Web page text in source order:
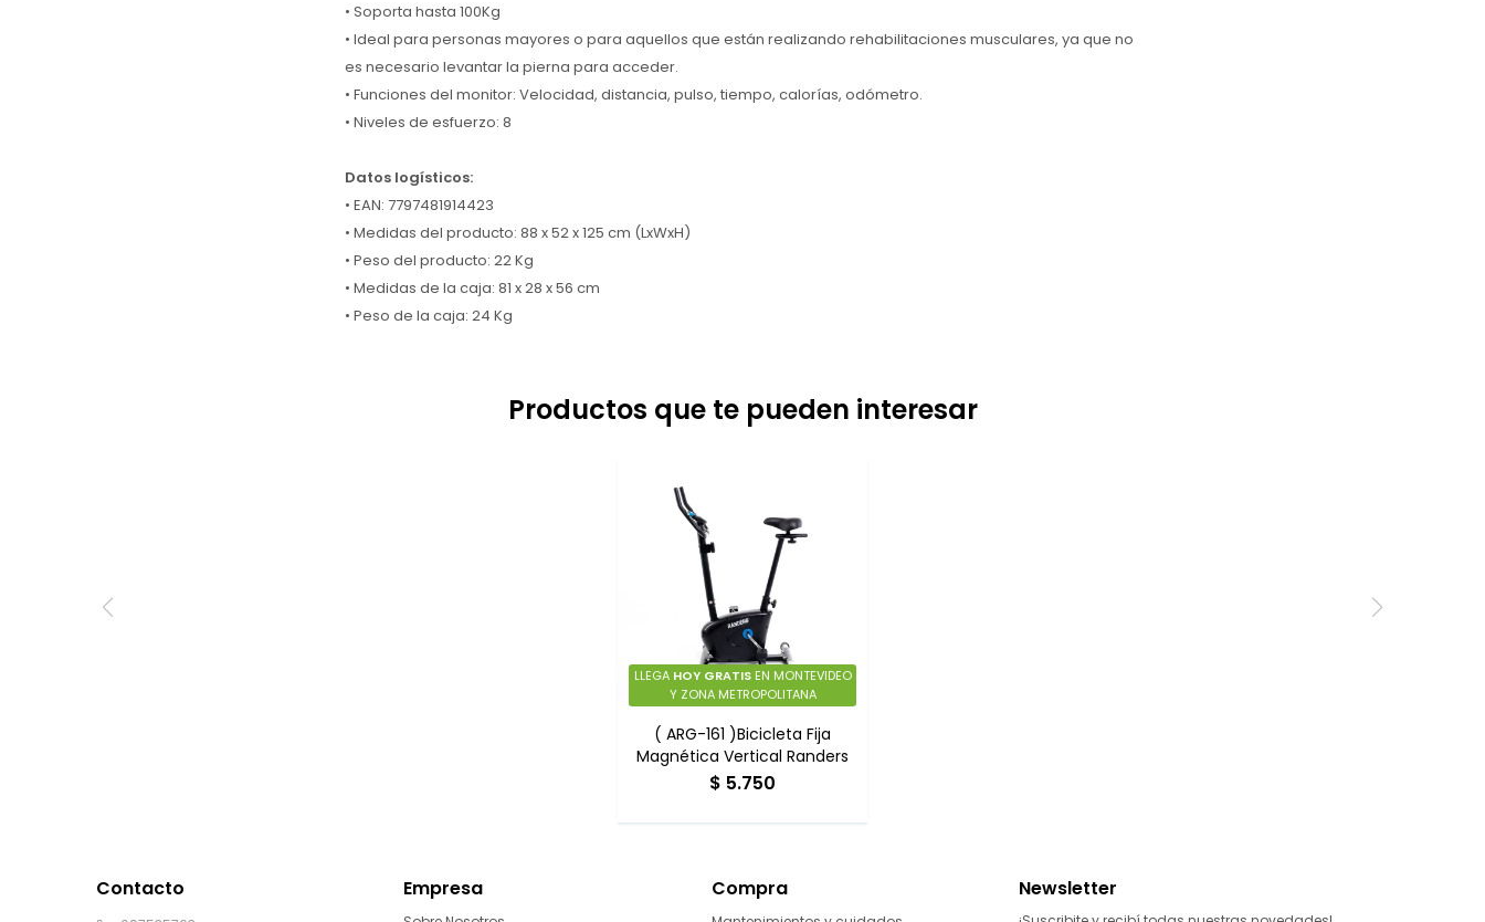
• Soporta hasta 100Kg
• Ideal para personas mayores o para aquellos que están realizando rehabilitaciones musculares, ya que no
es necesario levantar la pierna para acceder.
• Funciones del monitor: Velocidad, distancia, pulso, tiempo, calorías, odómetro.
• Niveles de esfuerzo: 8
Datos logísticos:
• EAN: 7797481914423
• Medidas del producto: 88 x 52 x 125 cm (LxWxH)
• Peso del producto: 22 Kg
• Medidas de la caja: 81 x 28 x 56 cm
• Peso de la caja: 24 Kg
Productos que te pueden interesar
LLEGA HOY GRATISEN MONTEVIDEO
Y ZONA METROPOLITANA
( ARG-161 )Bicicleta Fija
Magnética Vertical Randers
$ 5.750
Contacto Empresa Compra Newsletter